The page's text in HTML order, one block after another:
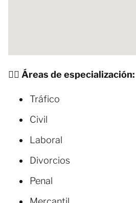
🧑‍⚖️ Áreas de especialización:
Tráfico
Civil
Laboral
Divorcios
Penal